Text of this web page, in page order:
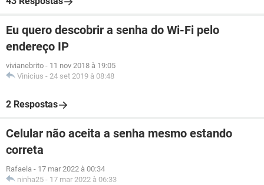
Eu quero descobrir a senha do Wi-Fi pelo
endereço IP
vivianebrito - 11 nov 2018 à 19:05
Vinicius - 24 set 2019 à 08:48
2 Respostas
Celular não aceita a senha mesmo estando
correta
Rafaela - 17 mar 2022 à 00:34
ninha25 - 17 mar 2022 à 06:33